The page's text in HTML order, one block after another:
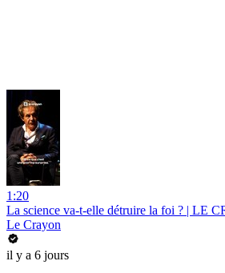
1:20
La science va-t-elle détruire la foi ? | LE
Le Crayon
il y a 6 jours